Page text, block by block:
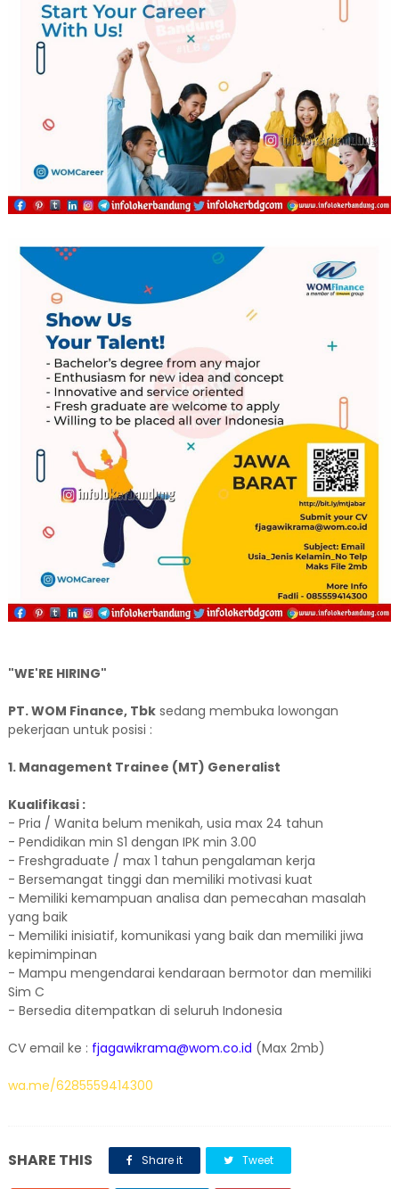
"WE'RE HIRING"
PT. WOM Finance, Tbksedang membuka lowongan
pekerjaan untuk posisi :
1. Management Trainee (MT) Generalist
Kualifikasi :
- Pria / Wanita belum menikah, usia max 24 tahun
- Pendidikan min S1 dengan IPK min 3.00
- Freshgraduate / max 1 tahun pengalaman kerja
- Bersemangat tinggi dan memiliki motivasi kuat
- Memiliki kemampuan analisa dan pemecahan masalah
yang baik
- Memiliki inisiatif, komunikasi yang baik dan memiliki jiwa
kepimimpinan
- Mampu mengendarai kendaraan bermotor dan memiliki
Sim C
- Bersedia ditempatkan di seluruh Indonesia
CV email ke : fjagawikrama@wom.co.id (Max 2mb)
wa.me/6285559414300
SHARE THIS Share it Tweet